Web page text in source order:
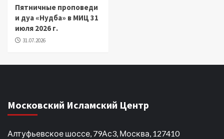
Пятничные проповеди
и дуа «Нудба» в МИЦ 31
июля 2026 г.
31.07.2026
Московский Исламский Центр
Алтуфьевское шоссе, 79Ас3, Москва, 127410